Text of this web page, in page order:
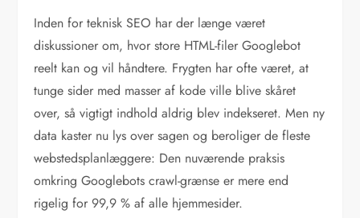
Inden for teknisk SEO har der længe været
diskussioner om, hvor store HTML-filer Googlebot
reelt kan og vil håndtere. Frygten har ofte været, at
tunge sider med masser af kode ville blive skåret
over, så vigtigt indhold aldrig blev indekseret. Men ny
data kaster nu lys over sagen og beroliger de fleste
webstedsplanlæggere: Den nuværende praksis
omkring Googlebots crawl-grænse er mere end
rigelig for 99,9 % af alle hjemmesider.